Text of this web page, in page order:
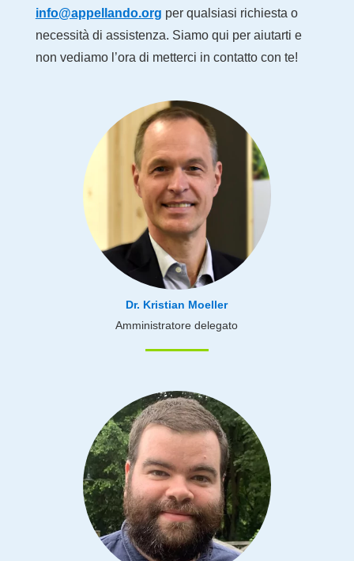
info@appellando.org per qualsiasi richiesta o
necessità di assistenza. Siamo qui per aiutarti e
non vediamo l’ora di metterci in contatto con te!
Dr. Kristian Moeller
Amministratore delegato